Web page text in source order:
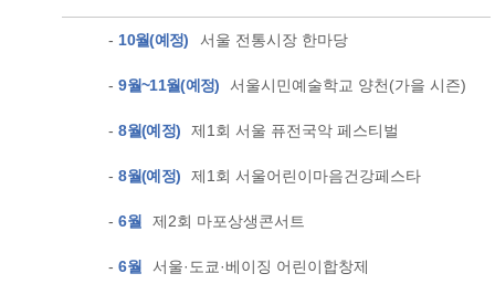
- 10월(예정) 서울 전통시장 한마당
-9월~11월(예정) 서울시민예술학교 양천(가을 시즌)
-8월(예정) 제1회 서울 퓨전국악 페스티벌
-8월(예정) 제1회 서울어린이마음건강페스타
-6월 제2회 마포상생콘서트
-6월 서울·도쿄·베이징 어린이합창제